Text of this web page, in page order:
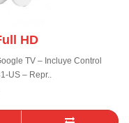
HD
TV – Incluye Control
US – Repr..